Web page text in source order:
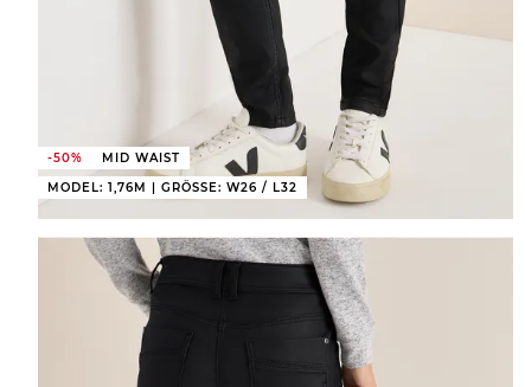
-50%
MID WAIST
MODEL: 1,76M | GRÖSSE: W26 / L32